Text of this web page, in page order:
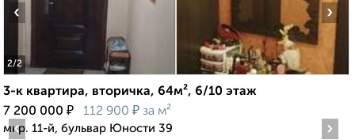
2/2
‹ ›
3-к квартира, вторичка, 64м², 6/10 этаж
7 200 000 ₽ 112 900 ₽ за м²
мкр. 11-й, бульвар Юности 39
‹ ›